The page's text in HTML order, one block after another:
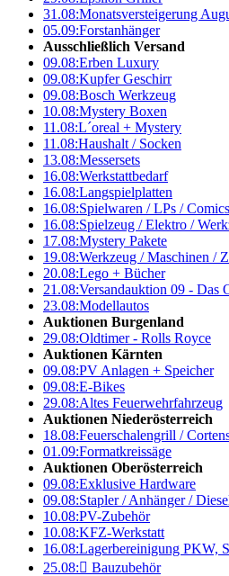
31.08:Monatsversteigerung
05.09:Forstanhänger
Ausschließlich Versand
09.08:Erben Luxury
09.08:Kupfer Geschirr
09.08:Bosch Werkzeug
10.08:Mystery Boxen
11.08:L´oreal + Mystery
11.08:Haushalt / Socken
13.08:Messersets
16.08:Werkstattbedarf
16.08:Langspielplatten
16.08:Spielwaren / LPs / Comics
16.08:Spielzeug / Elektro /
17.08:Mystery Pakete
19.08:Werkzeug / Maschinen /
20.08:Lego + Bücher
21.08:Versandauktion 09 - Das
23.08:Modellautos
Auktionen Burgenland
29.08:Oldtimer - Rolls Royce
Auktionen Kärnten
09.08:PV Anlagen + Speicher
09.08:E-Bikes
29.08:Altes Feuerwehrfahrzeug
Auktionen Niederösterreich
18.08:Feuerschalengrill /
01.09:Formatkreissäge
Auktionen Oberösterreich
09.08:Exklusive Hardware
09.08:Stapler / Anhänger /
10.08:PV-Zubehör
10.08:KFZ-Werkstatt
16.08:Lagerbereinigung PKW,
25.08: Bauzubehör